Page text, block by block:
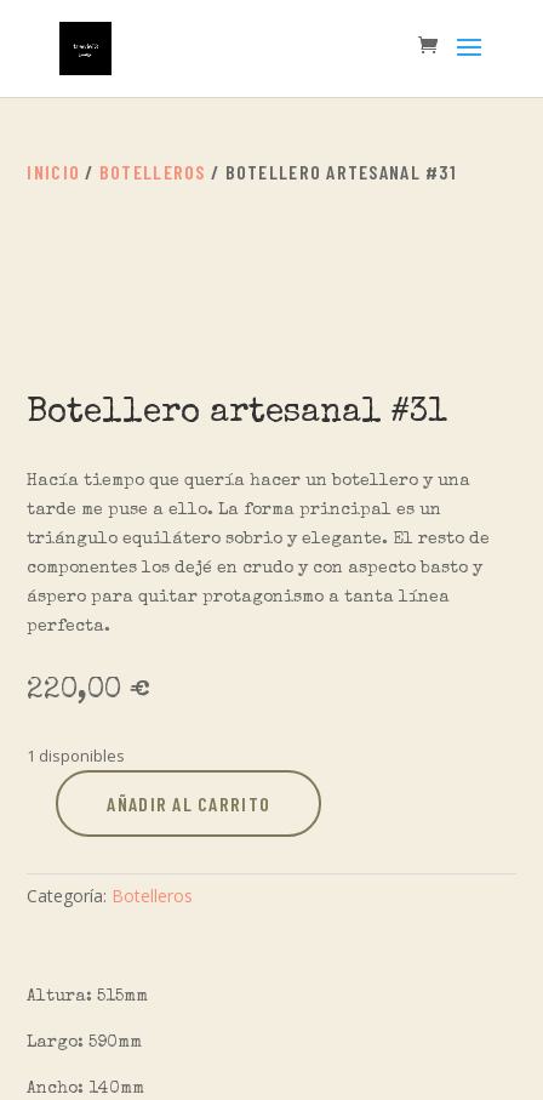
INICIO / BOTELLEROS / BOTELLERO ARTESANAL #31
Botellero artesanal #31
Hacía tiempo que quería hacer un botellero y una
tarde me puse a ello. La forma principal es un
triángulo equilátero sobrio y elegante. El resto de
componentes los dejé en crudo y con aspecto basto y
áspero para quitar protagonismo a tanta línea
perfecta.
220,00€
1 disponibles
Botellero
artesanal
#31
cantidad
AÑADIR AL CARRITO
Categoría: Botelleros
Altura: 515mm
Largo: 590mm
Ancho: 140mm